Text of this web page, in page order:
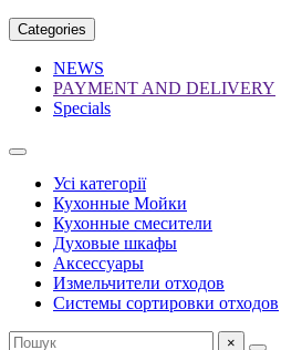
Categories
NEWS
PAYMENT AND DELIVERY
Specials
Усі категорії
Кухонные Мойки
Кухонные cмесители
Духовые шкафы
Аксессуары
Измельчители отходов
Системы сортировки отходов
×